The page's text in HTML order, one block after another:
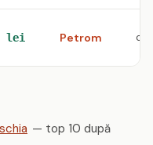
lei Petrom
— top 10 după